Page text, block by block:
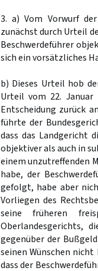
3. a) Vom Vorwurf
zunächst durch Urteil
Beschwerdeführer
sich ein vorsätzliches
b) Dieses Urteil hob
Urteil vom 22. Januar
Entscheidung zurück
führte der
dass das Landgericht
objektiver als auch in
einem unzutreffenden
habe, der
gefolgt, habe aber
Vorliegen des
seine früheren
Oberlandesgerichts,
gegenüber der
seinen Wünschen
dass der